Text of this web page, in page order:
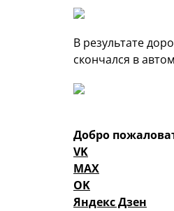
В результате
скончался в
Добро
VK
MAX
OK
Яндекс Дзен